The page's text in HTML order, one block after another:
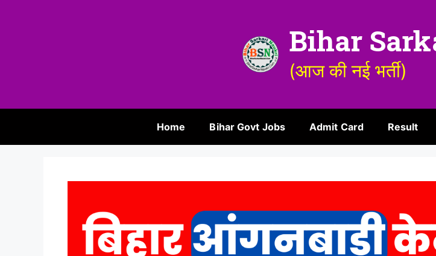
Bihar
(आज की नई भर्ती)
Home Bihar Govt Jobs Admit Card Result